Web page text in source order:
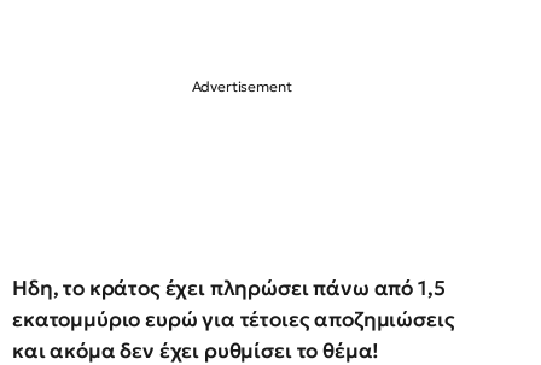
Ηδη, το κράτος έχει πληρώσει πάνω από 1,5
εκατομμύριο ευρώ για τέτοιες αποζημιώσεις
και ακόμα δεν έχει ρυθμίσει το θέμα!